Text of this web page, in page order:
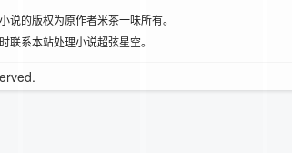
的版权为原作者米茶一味所有。
系本站处理小说超弦星空。